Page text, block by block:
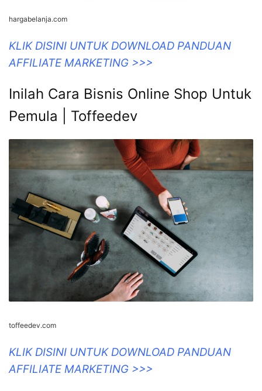
hargabelanja.com
KLIK DISINI UNTUK DOWNLOAD PANDUAN
AFFILIATE MARKETING >>>
Inilah Cara Bisnis Online Shop Untuk
Pemula | Toffeedev
toffeedev.com
KLIK DISINI UNTUK DOWNLOAD PANDUAN
AFFILIATE MARKETING >>>